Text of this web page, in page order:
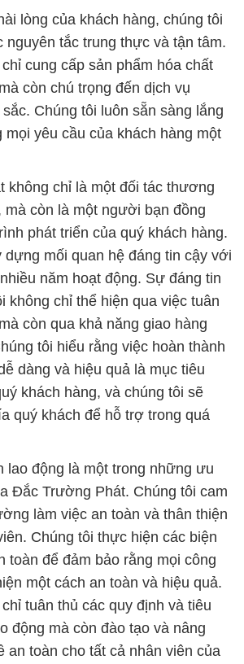
lòng của khách hàng, chúng tôi
nguyên tắc trung thực và tận tâm.
cung cấp sản phẩm hóa chất
còn chú trọng đến dịch vụ
Chúng tôi luôn sẵn sàng lắng
mọi yêu cầu của khách hàng một
không chỉ là một đối tác thương
mà còn là một người bạn đồng
phát triển của quý khách hàng.
dựng mối quan hệ đáng tin cậy với
năm hoạt động. Sự đáng tin
không chỉ thể hiện qua việc tuân
còn qua khả năng giao hàng
tôi hiểu rằng việc hoàn thành
dàng và hiệu quả là mục tiêu
khách hàng, và chúng tôi sẽ
quý khách để hỗ trợ trong quá
lao động là một trong những ưu
Đắc Trường Phát. Chúng tôi cam
làm việc an toàn và thân thiện
Chúng tôi thực hiện các biện
toàn để đảm bảo rằng mọi công
một cách an toàn và hiệu quả.
tuân thủ các quy định và tiêu
động mà còn đào tạo và nâng
an toàn cho tất cả nhân viên của